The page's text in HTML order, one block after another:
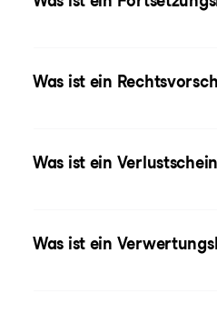
Was ist ein
Was ist ein
Was ist ein